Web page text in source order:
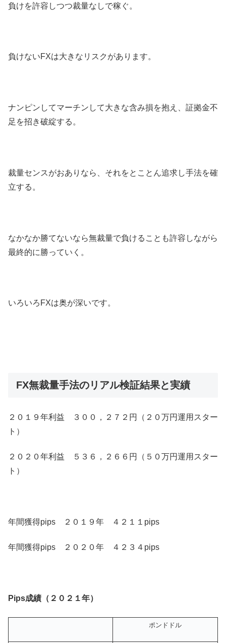
負けを許容しつつ裁量なしで稼ぐ。
負けないFXは大きなリスクがあります。
ナンピンしてマーチンして大きな含み損を抱え、証拠金不
足を招き破綻する。
裁量センスがおありなら、それをとことん追求し手法を確
立する。
なかなか勝てないなら無裁量で負けることも許容しながら
最終的に勝っていく。
いろいろFXは奥が深いです。
FX無裁量手法のリアル検証結果と実績
２０１９年利益 ３００，２７２円（２０万円運用スター
ト）
２０２０年利益 ５３６，２６６円（５０万円運用スター
ト）
年間獲得pips ２０１９年 ４２１１pips
年間獲得pips ２０２０年 ４２３４pips
Pips成績（２０２１年）
ポンドドル